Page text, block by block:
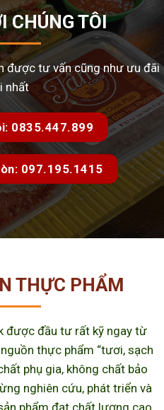
CHÚNG TÔI
được tư vấn cũng như ưu đãi
nhất
0835.447.899
097.195.1415
THỰC PHẨM
được đầu tư rất kỹ ngay từ
thực phẩm “tươi, sạch
phụ gia, không chất bảo
nghiên cứu, phát triển và